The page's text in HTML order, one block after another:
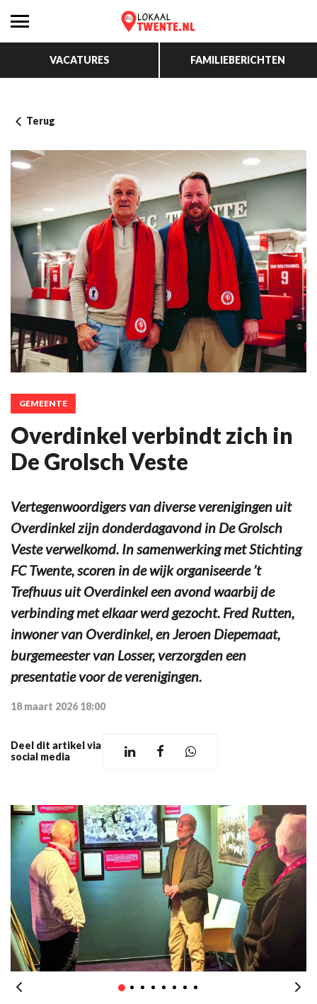
VACATURES FAMILIEBERICHTEN
Terug
GEMEENTE
Overdinkel verbindt zich in
De Grolsch Veste
Vertegenwoordigers van diverse verenigingen uit
Overdinkel zijn donderdagavond in De Grolsch
Veste verwelkomd. In samenwerking met Stichting
FC Twente, scoren in de wijk organiseerde ’t
Trefhuus uit Overdinkel een avond waarbij de
verbinding met elkaar werd gezocht. Fred Rutten,
inwoner van Overdinkel, en Jeroen Diepemaat,
burgemeester van Losser, verzorgden een
presentatie voor de verenigingen.
18 maart 2026 18:00
Deel dit artikel via
social media